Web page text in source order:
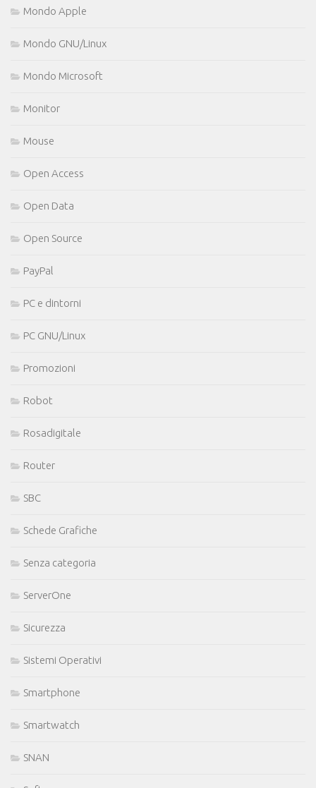
Mondo Apple
Mondo GNU/Linux
Mondo Microsoft
Monitor
Mouse
Open Access
Open Data
Open Source
PayPal
PC e dintorni
PC GNU/Linux
Promozioni
Robot
Rosadigitale
Router
SBC
Schede Grafiche
Senza categoria
ServerOne
Sicurezza
Sistemi Operativi
Smartphone
Smartwatch
SNAN